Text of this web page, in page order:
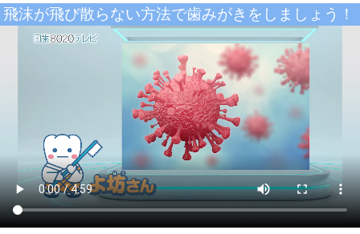
⾶沫が⾶び散らない⽅法で⻭みがきをしましょう！